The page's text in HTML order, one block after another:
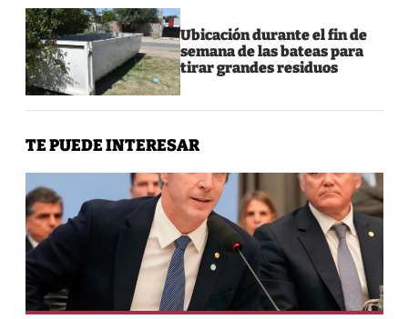
Ubicación durante el fin de
semana de las bateas para
tirar grandes residuos
TE PUEDE INTERESAR